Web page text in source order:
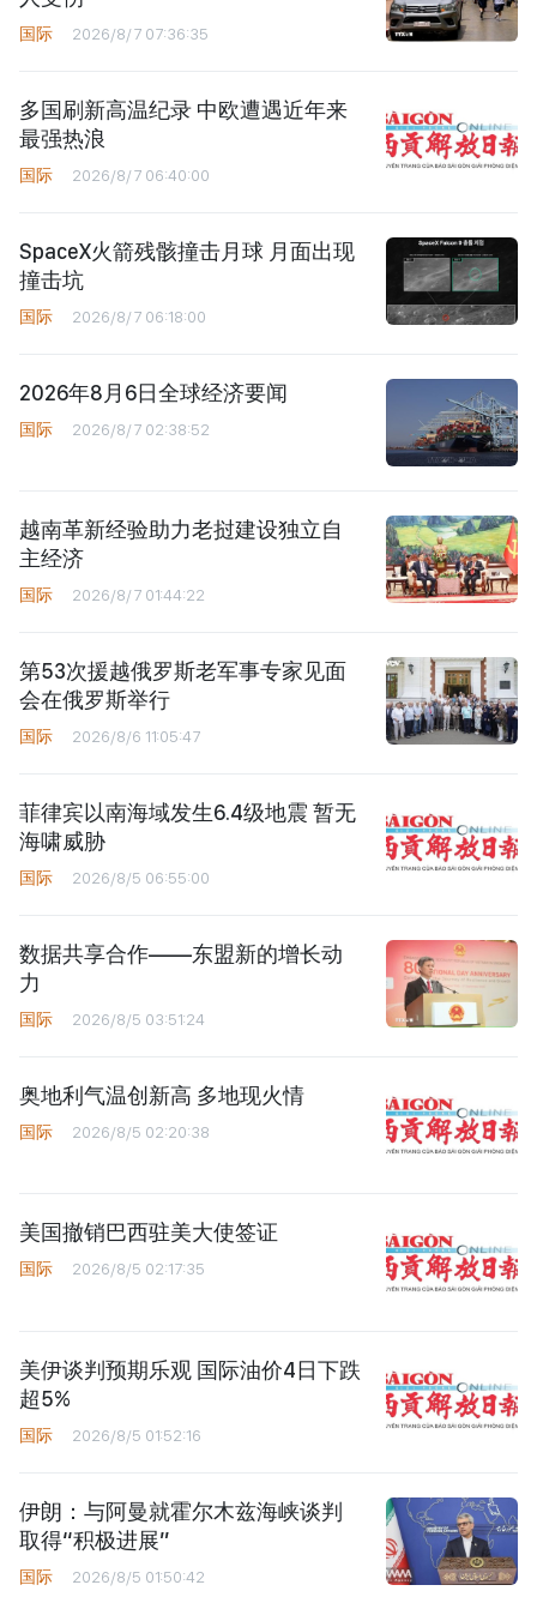
国际 2026/8/7 07:36:35
多国刷新高温纪录 中欧遭遇近年来
最强热浪
国际 2026/8/7 06:40:00
SpaceX火箭残骸撞击月球 月面出现
撞击坑
国际 2026/8/7 06:18:00
2026年8月6日全球经济要闻
国际 2026/8/7 02:38:52
越南革新经验助力老挝建设独立自
主经济
国际 2026/8/7 01:44:22
第53次援越俄罗斯老军事专家见面
会在俄罗斯举行
国际 2026/8/6 11:05:47
菲律宾以南海域发生6.4级地震 暂无
海啸威胁
国际 2026/8/5 06:55:00
数据共享合作——东盟新的增长动
力
国际 2026/8/5 03:51:24
奥地利气温创新高 多地现火情
国际 2026/8/5 02:20:38
美国撤销巴西驻美大使签证
国际 2026/8/5 02:17:35
美伊谈判预期乐观 国际油价4日下跌
超5%
国际 2026/8/5 01:52:16
伊朗：与阿曼就霍尔木兹海峡谈判
取得“积极进展”
国际 2026/8/5 01:50:42